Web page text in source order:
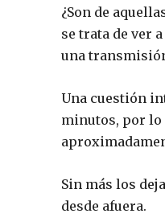
¿Son de
se trata de ver
una
Una cuestión
minutos, por lo
Sin más los
desde afuera.